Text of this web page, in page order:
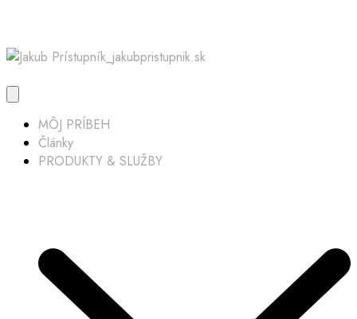
MÔJ PRÍBEH
Články
PRODUKTY & SLUŽBY